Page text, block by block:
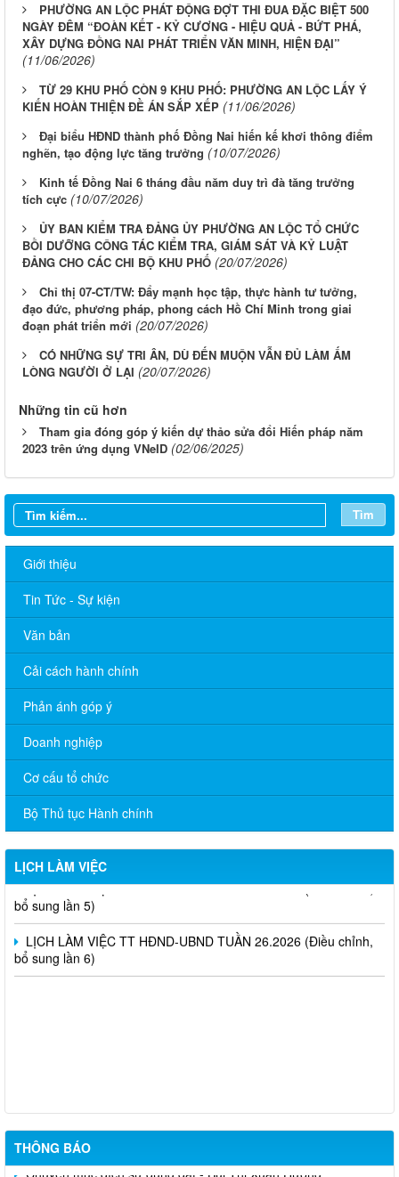
PHƯỜNG AN LỘC PHÁT ĐỘNG ĐỢT THI ĐUA ĐẶC BIỆT 500
NGÀY ĐÊM “ĐOÀN KẾT - KỶ CƯƠNG - HIỆU QUẢ - BỨT PHÁ,
XÂY DỰNG ĐỒNG NAI PHÁT TRIỂN VĂN MINH, HIỆN ĐẠI”
(11/06/2026)
TỪ 29 KHU PHỐ CÒN 9 KHU PHỐ: PHƯỜNG AN LỘC LẤY Ý
KIẾN HOÀN THIỆN ĐỀ ÁN SẮP XẾP (11/06/2026)
Đại biểu HĐND thành phố Đồng Nai hiến kế khơi thông điểm
nghẽn, tạo động lực tăng trưởng (10/07/2026)
Kinh tế Đồng Nai 6 tháng đầu năm duy trì đà tăng trưởng
tích cực (10/07/2026)
ỦY BAN KIỂM TRA ĐẢNG ỦY PHƯỜNG AN LỘC TỔ CHỨC
BỒI DƯỠNG CÔNG TÁC KIỂM TRA, GIÁM SÁT VÀ KỶ LUẬT
ĐẢNG CHO CÁC CHI BỘ KHU PHỐ (20/07/2026)
Chỉ thị 07-CT/TW: Đẩy mạnh học tập, thực hành tư tưởng,
đạo đức, phương pháp, phong cách Hồ Chí Minh trong giai
đoạn phát triển mới (20/07/2026)
CÓ NHỮNG SỰ TRI ÂN, DÙ ĐẾN MUỘN VẪN ĐỦ LÀM ẤM
LÒNG NGƯỜI Ở LẠI (20/07/2026)
Những tin cũ hơn
Tham gia đóng góp ý kiến dự thảo sửa đổi Hiến pháp năm
2023 trên ứng dụng VNeID (02/06/2025)
Tìm
Giới thiệu
Tin Tức - Sự kiện
Văn bản
Cải cách hành chính
Phản ánh góp ý
Doanh nghiệp
Cơ cấu tổ chức
Bộ Thủ tục Hành chính
LỊCH LÀM VIỆC
LỊCH LÀM VIỆC TT HĐND-UBND TUẦN 30.2026 (Điều chỉnh,
bổ sung lần 4)
LỊCH LÀM VIỆC TT HĐND-UBND TUẦN 28.2026 (Điều chỉnh,
bổ sung lần 6)
LỊCH LÀM VIỆC TT HĐND-UBND TUẦN 27.2026 (Điều chỉnh,
bổ sung lần 5)
LỊCH LÀM VIỆC TT HĐND-UBND TUẦN 26.2026 (Điều chỉnh,
bổ sung lần 6)
THÔNG BÁO
Quyết định chuyển mục đích - nguyễn văn nhân
Chuyển mục đích sử dụng đất - Bùi Thị Xuân Hương